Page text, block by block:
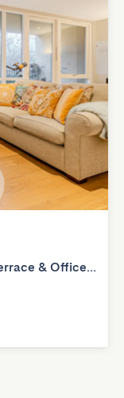
BIG 1-Bed Flat Central London w/Terrace & Office Corner